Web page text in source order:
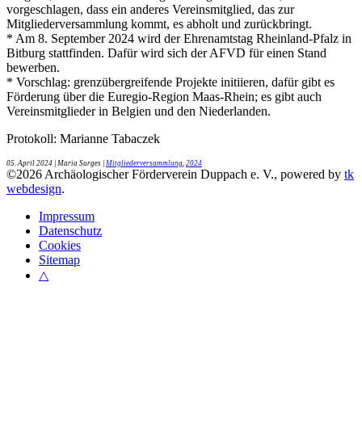
vorgeschlagen, dass ein anderes Vereinsmitglied, das zur
Mitgliederversammlung kommt, es abholt und zurückbringt.
* Am 8. September 2024 wird der Ehrenamtstag Rheinland-Pfalz in
Bitburg stattfinden. Dafür wird sich der AFVD für einen Stand
bewerben.
* Vorschlag: grenzübergreifende Projekte initiieren, dafür gibt es
Förderung über die Euregio-Region Maas-Rhein; es gibt auch
Vereinsmitglieder in Belgien und den Niederlanden.
Protokoll: Marianne Tabaczek
05. April 2024 | Maria Surges | Mitgliederversammlung 2024
©2026 Archäologischer Förderverein Duppach e. V., powered by tk
webdesign.
Impressum
Datenschutz
Cookies
Sitemap
△